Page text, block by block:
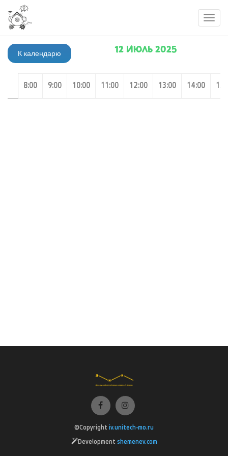
К календарю 12 ИЮЛЬ 2025
8:00 9:00 10:00 11:00 12:00 13:00 14:00
©Copyright iv.unitech-mo.ru
Development shemenev.com